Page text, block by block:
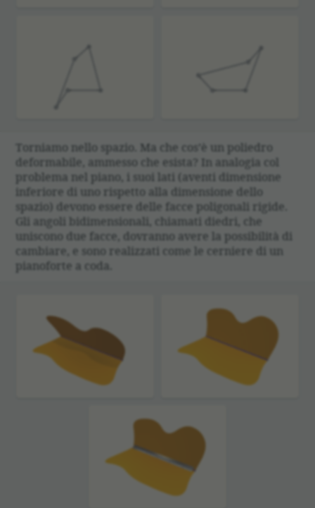
Torniamo nello spazio. Ma che cos’è un poliedro
deformabile, ammesso che esista? In analogia col
problema nel piano, i suoi lati (aventi dimensione
inferiore di uno rispetto alla dimensione dello
spazio) devono essere delle facce poligonali rigide.
Gli angoli bidimensionali, chiamati diedri, che
uniscono due facce, dovranno avere la possibilità di
cambiare, e sono realizzati come le cerniere di un
pianoforte a coda.